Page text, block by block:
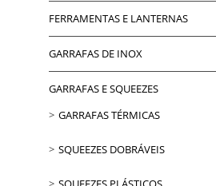
FERRAMENTAS E LANTERNAS
GARRAFAS DE INOX
GARRAFAS E SQUEEZES
GARRAFAS TÉRMICAS
SQUEEZES DOBRÁVEIS